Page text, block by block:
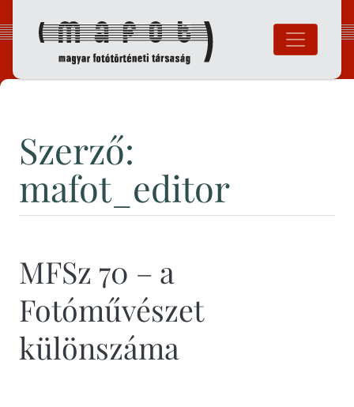
a
tartalomhoz
Magyar
Szerző:
mafot_editor
MFSz 70 – a
Fotóművészet
különszáma